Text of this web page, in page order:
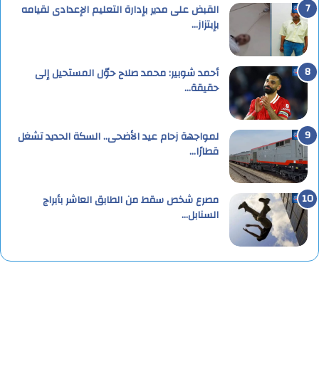
القبض على مدير بإدارة التعليم الإعدادى لقيامه
بإبتزاز…
أحمد شوبير: محمد صلاح حوّل المستحيل إلى
حقيقة…
لمواجهة زحام عيد الأضحى.. السكة الحديد تشغل
قطارًا…
مصرع شخص سقط من الطابق العاشر بأبراج
السنابل…